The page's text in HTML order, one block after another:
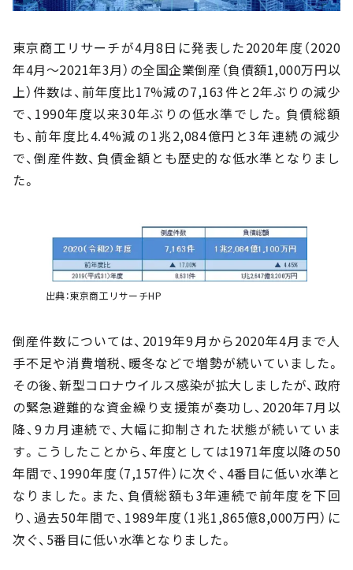
東京商工リサーチが4月8日に発表した2020年度（2020
年4月～2021年3月）の全国企業倒産（負債額1,000万円以
上）件数は、前年度比17%減の7,163件と2年ぶりの減少
で、1990年度以来30年ぶりの低水準でした。負債総額
も、前年度比4.4%減の1兆2,084億円と3年連続の減少
で、倒産件数、負債金額とも歴史的な低水準となりまし
た。
出典：東京商工リサーチHP
倒産件数については、2019年9月から2020年4月まで人
手不足や消費増税、暖冬などで増勢が続いていました。
その後、新型コロナウイルス感染が拡大しましたが、政府
の緊急避難的な資金繰り支援策が奏功し、2020年7月以
降、9カ月連続で、大幅に抑制された状態が続いていま
す。こうしたことから、年度としては1971年度以降の50
年間で、1990年度（7,157件）に次ぐ、4番目に低い水準と
なりました。また、負債総額も3年連続で前年度を下回
り、過去50年間で、1989年度（1兆1,865億8,000万円）に
次ぐ、5番目に低い水準となりました。